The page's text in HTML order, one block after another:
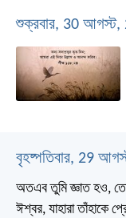
শুক্রবার, 30 আগস্ট,
বৃহষ্পতিবার, 29
অতএব তুমি জ্ঞাত হও,
ঈশ্বর, যাহারা তাঁহাকে